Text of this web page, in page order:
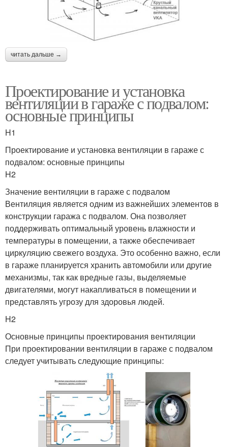
читать дальше →
Проектирование и установка
вентиляции в гараже с подвалом:
основные принципы
H1
Проектирование и установка вентиляции в гараже с
подвалом: основные принципы
H2
Значение вентиляции в гараже с подвалом
Вентиляция является одним из важнейших элементов в
конструкции гаража с подвалом. Она позволяет
поддерживать оптимальный уровень влажности и
температуры в помещении, а также обеспечивает
циркуляцию свежего воздуха. Это особенно важно, если
в гараже планируется хранить автомобили или другие
механизмы, так как вредные газы, выделяемые
двигателями, могут накапливаться в помещении и
представлять угрозу для здоровья людей.
H2
Основные принципы проектирования вентиляции
При проектировании вентиляции в гараже с подвалом
следует учитывать следующие принципы: